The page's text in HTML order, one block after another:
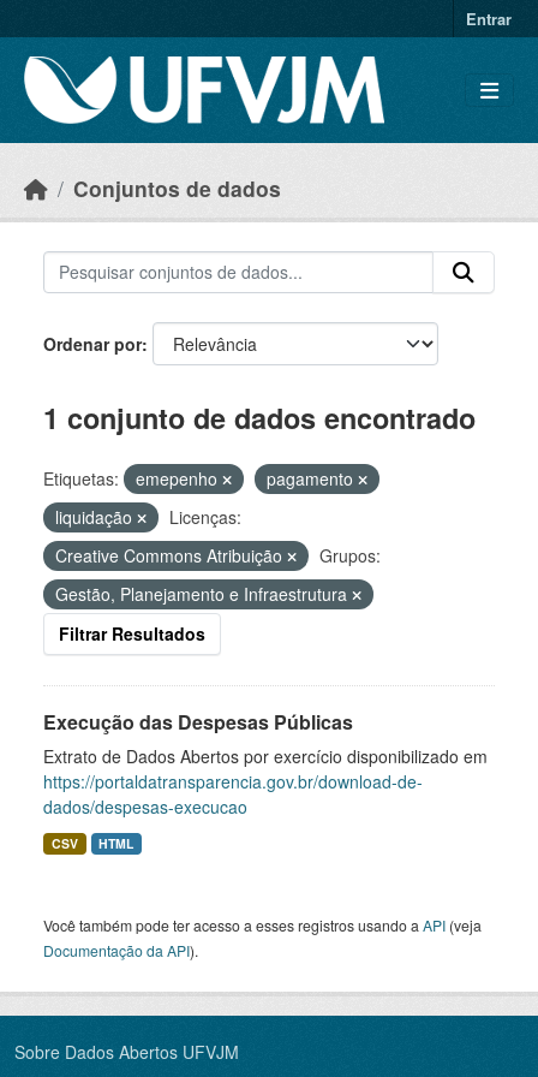
Entrar
Conjuntos de dados
Ordenar por
1 conjunto de dados encontrado
Etiquetas: emepenho
pagamento
liquidação
Licenças:
Creative Commons Atribuição
Grupos:
Gestão, Planejamento e Infraestrutura
Filtrar Resultados
Execução das Despesas Públicas
Extrato de Dados Abertos por exercício disponibilizado em
https://portaldatransparencia.gov.br/download-de-
dados/despesas-execucao
CSV HTML
Você também pode ter acesso a esses registros usando a API (veja
Documentação da API).
Sobre Dados Abertos UFVJM